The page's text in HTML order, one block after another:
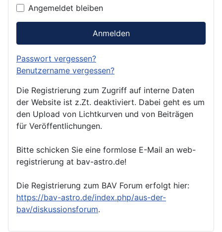
Angemeldet bleiben
Anmelden
Passwort vergessen?
Benutzername vergessen?
Die Registrierung zum Zugriff auf interne Daten
der Website ist z.Zt. deaktiviert. Dabei geht es um
den Upload von Lichtkurven und von Beiträgen
für Veröffentlichungen.
Bitte schicken Sie eine formlose E-Mail an web-
registrierung at bav-astro.de!
Die Registrierung zum BAV Forum erfolgt hier:
https://bav-astro.de/index.php/aus-der-
bav/diskussionsforum.